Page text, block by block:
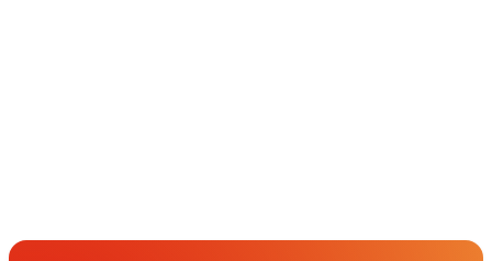
Get in Touchお問い合わせ